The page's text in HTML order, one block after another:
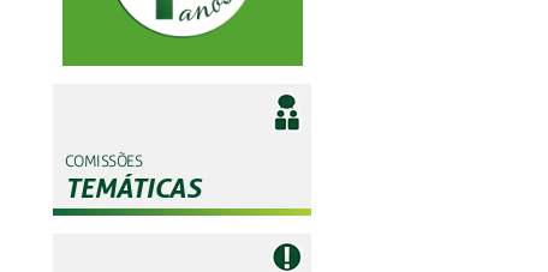
COMISSÕES
TEMÁTICAS